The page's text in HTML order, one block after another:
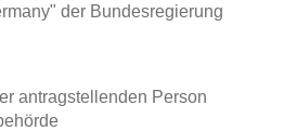
der Bundesregierung
antragstellenden Person